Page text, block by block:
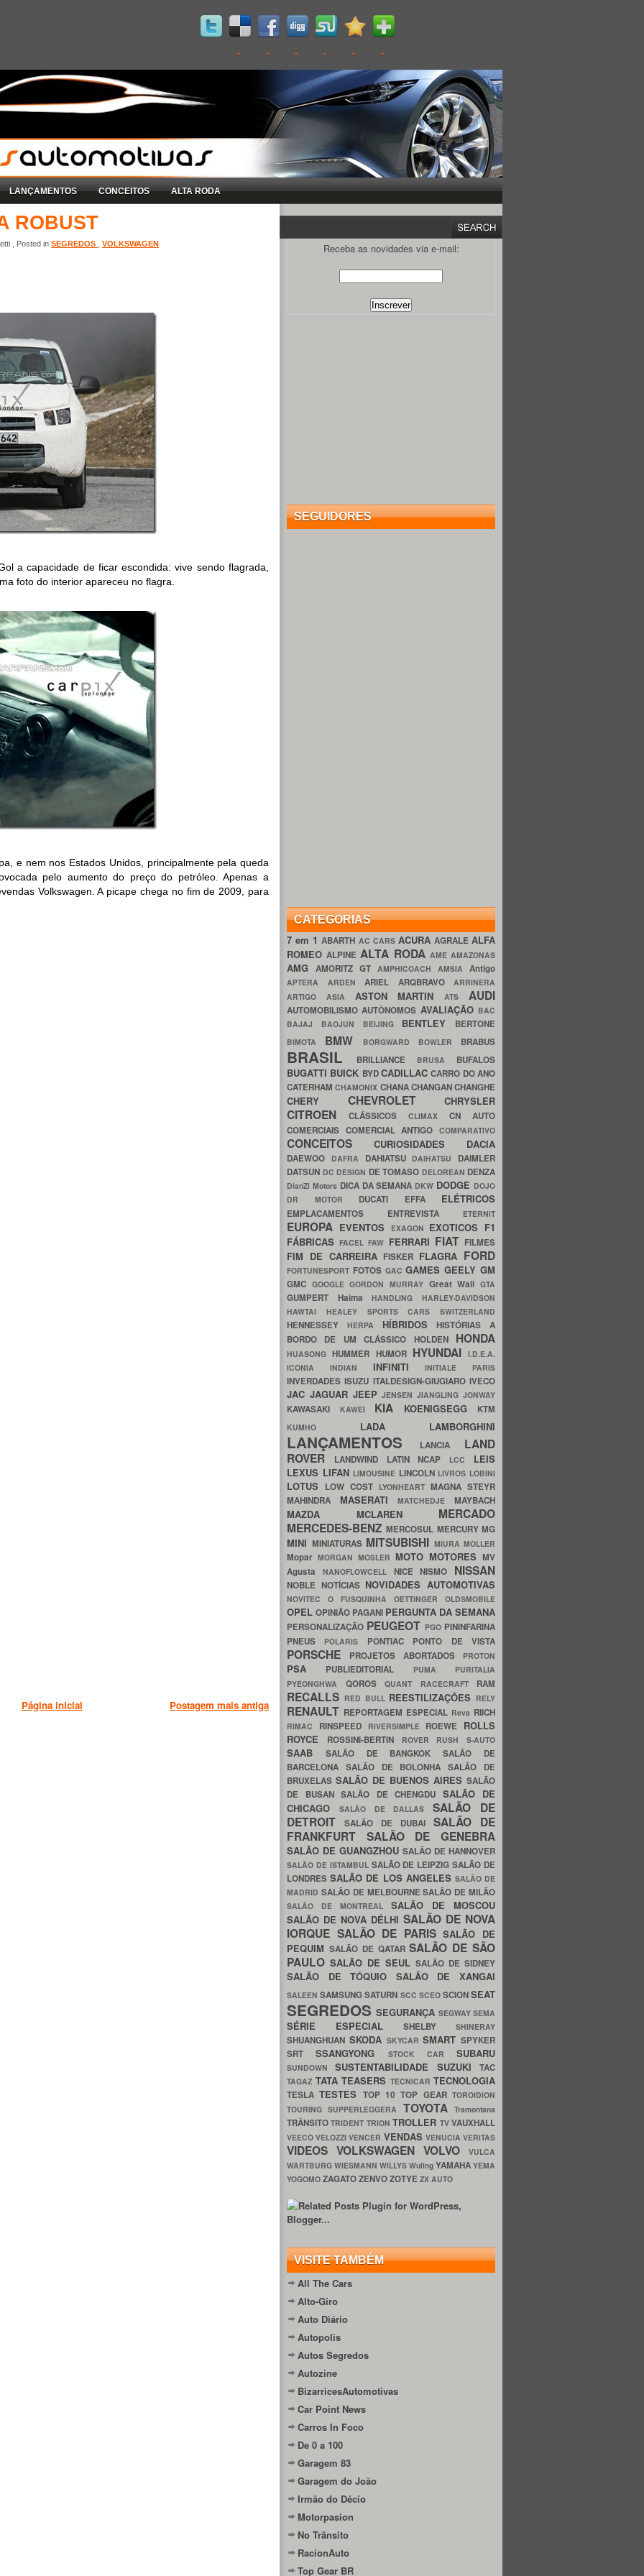
LANÇAMENTOS CONCEITOS ALTA RODA
ROBUST
, Posted in SEGREDOS VOLKSWAGEN
a capacidade de ficar escondida: vive sendo flagrada,
foto do interior apareceu no flagra.
e nem nos Estados Unidos, principalmente pela queda
pelo aumento do preço do petróleo. Apenas a
Volkswagen. A picape chega no fim de 2009, para
Postagem mais antiga
Página inicial
Receba as novidades via e-mail:
SEGUIDORES
CATEGORIAS
7 em 1ABARTH AC CARS ACURA AGRALE ALFA
ROMEOALPINEALTA RODA AME AMAZONAS
AMG AMORITZ GT AMPHICOACH AMSIA Antigo
APTERA ARDEN ARIEL ARQBRAVO ARRINERA
ARTIGO ASIA ASTON MARTINATS AUDI
AUTOMOBILISMOAUTÔNOMOS AVALIAÇÃO BAC
BAJAJ BAOJUN BEIJING BENTLEY BERTONE
BIMOTA BMW BORGWARD BOWLER BRABUS
BRASIL BRILLIANCE BRUSA BUFALOS
BUGATTI BUICK BYDCADILLACCARRO DO ANO
CATERHAMCHAMONIX CHANACHANGANCHANGHE
CHERY CHEVROLET CHRYSLER
CITROEN CLÁSSICOS CLIMAX CN AUTO
COMERCIAIS COMERCIAL ANTIGOCOMPARATIVO
CONCEITOS CURIOSIDADES DACIA
DAEWOO DAFRA DAHIATSU DAIHATSU DAIMLER
DATSUN DC DESIGN DE TOMASO DELOREAN DENZA
DianZi Motors DICA DA SEMANA DKW DODGE DOJO
DR MOTOR DUCATI EFFA ELÉTRICOS
EMPLACAMENTOS ENTREVISTA ETERNIT
EUROPA EVENTOS EXAGON EXOTICOS F1
FÁBRICASFACELFAW FERRARI FIAT FILMES
FIM DE CARREIRA FISKER FLAGRA FORD
FORTUNESPORT FOTOS GACGAMESGEELYGM
GMC GOOGLEGORDON MURRAY Great WallGTA
GUMPERT HaimaHANDLINGHARLEY-DAVIDSON
HAWTAI HEALEY SPORTS CARS SWITZERLAND
HENNESSEY HERPA HÍBRIDOSHISTÓRIAS A
BORDO DE UM CLÁSSICO HOLDEN HONDA
HUASONGHUMMER HUMOR HYUNDAI I.D.E.A.
ICONIA INDIAN INFINITIINITIALE PARIS
INVERDADESISUZU ITALDESIGN-GIUGIAROIVECO
JAC JAGUAR JEEPJENSENJIANGLINGJONWAY
KAWASAKI KAWEI KIA KOENIGSEGG KTM
KUMHO LADA LAMBORGHINI
LANÇAMENTOS LANCIA LAND
ROVER
LANDWIND LATIN NCAP LCC LEIS
LEXUS LIFAN LIMOUSINE LINCOLN LIVROS LOBINI
LOTUS LOW COST LYONHEART MAGNA STEYR
MAHINDRA MASERATIMATCHEDJEMAYBACH
MAZDA MCLAREN MERCADO
MERCEDES-BENZMERCOSUL MERCURYMG
MINI MINIATURAS MITSUBISHI MIURA MOLLER
Mopar MORGAN MOSLER MOTO MOTORES MV
Agusta NANOFLOWCELL NICENISMO NISSAN
NOBLE NOTÍCIAS NOVIDADES AUTOMOTIVAS
NOVITEC O FUSQUINHA OETTINGER OLDSMOBILE
OPEL OPINIÃO PAGANI PERGUNTA DA SEMANA
PERSONALIZAÇÃO PEUGEOT PGO PININFARINA
PNEUS
POLARIS PONTIAC PONTO DE VISTA
PORSCHE PROJETOS ABORTADOS PROTON
PSA PUBLIEDITORIAL PUMA PURITALIA
PYEONGHWA QOROS QUANT RACECRAFT RAM
RECALLS RED BULL REESTILIZAÇÕES RELY
RENAULT REPORTAGEM ESPECIAL Reva RIICH
RIMAC RINSPEED RIVERSIMPLE ROEWE ROLLS
ROYCE
ROSSINI-BERTIN ROVER RUSH S-AUTO
SAAB SALÃO DE BANGKOKSALÃO DE
BARCELONA SALÃO DE BOLONHASALÃO DE
BRUXELAS SALÃO DE BUENOS AIRES SALÃO
DE BUSAN SALÃO DE CHENGDU SALÃO DE
CHICAGO
SALÃO DE DALLASSALÃO DE
DETROIT
SALÃO DE DUBAI SALÃO DE
FRANKFURT SALÃO DE GENEBRA
SALÃO DE GUANGZHOU SALÃO DE HANNOVER
SALÃO DE ISTAMBUL SALÃO DE LEIPZIGSALÃO DE
LONDRESSALÃO DE LOS ANGELES SALÃO DE
MADRID SALÃO DE MELBOURNESALÃO DE MILÃO
SALÃO DE MONTREAL SALÃO DE MOSCOU
SALÃO DE NOVA DÉLHI SALÃO DE NOVA
IORQUE SALÃO DE PARISSALÃO DE
PEQUIM SALÃO DE QATARSALÃO DE SÃO
PAULO SALÃO DE SEUL SALÃO DE SIDNEY
SALÃO DE TÓQUIO SALÃO DE XANGAI
SALEENSAMSUNGSATURN SCC SCEO SCIONSEAT
SEGREDOSSEGURANÇA SEGWAYSEMA
SÉRIE ESPECIAL SHELBY SHINERAY
SHUANGHUAN SKODA SKYCARSMART SPYKER
SRTSSANGYONG STOCK CAR SUBARU
SUNDOWNSUSTENTABILIDADE SUZUKITAC
TAGAZ TATA TEASERS TECNICAR TECNOLOGIA
TESLATESTES TOP 10TOP GEARTOROIDION
TOURING SUPPERLEGGERA TOYOTATramontana
TRÂNSITOTRIDENT TRIONTROLLER TVVAUXHALL
VEECOVELOZZIVENCER VENDAS VENUCIAVERITAS
VIDEOS VOLKSWAGEN VOLVO
VULCA
WARTBURG WIESMANN WILLYS Wuling YAMAHA YEMA
YOGOMO ZAGATOZENVOZOTYE ZX AUTO
VISITE TAMBÉM
All The Cars
Alto-Giro
Auto Diário
Autopolis
Autos Segredos
Autozine
BizarricesAutomotivas
Car Point News
Carros In Foco
De 0 a 100
Garagem 83
Garagem do João
Irmão do Décio
Motorpasion
No Trânsito
RacionAuto
Top Gear BR